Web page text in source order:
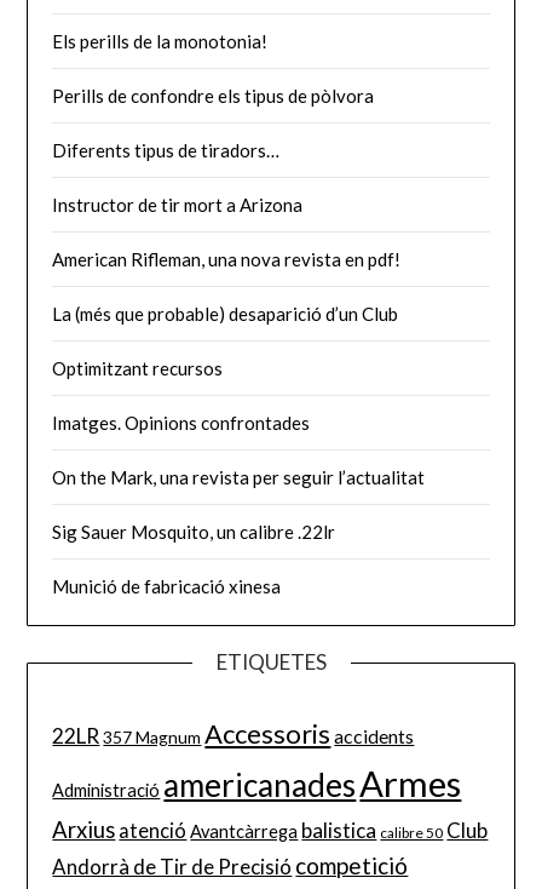
Els perills de la monotonia!
Perills de confondre els tipus de pòlvora
Diferents tipus de tiradors…
Instructor de tir mort a Arizona
American Rifleman, una nova revista en pdf!
La (més que probable) desaparició d’un Club
Optimitzant recursos
Imatges. Opinions confrontades
On the Mark, una revista per seguir l’actualitat
Sig Sauer Mosquito, un calibre .22lr
Munició de fabricació xinesa
ETIQUETES
22LR 357 Magnum Accessoris accidents
Administració americanadesArmes
Arxius atenció Avantcàrrega balistica calibre 50 Club
Andorrà de Tir de Precisió competició